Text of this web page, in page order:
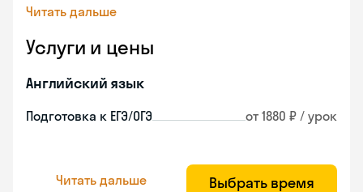
Читать дальше
Услуги и цены
Английский язык
Подготовка к ЕГЭ/ОГЭ от 1880 ₽ / урок
Читать дальше Выбрать время